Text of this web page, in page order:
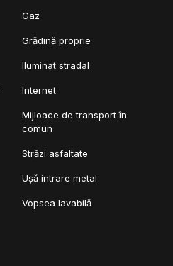
Gaz
Grădină proprie
Iluminat stradal
Internet
Mijloace de transport în
comun
Străzi asfaltate
Ușă intrare metal
Vopsea lavabilă